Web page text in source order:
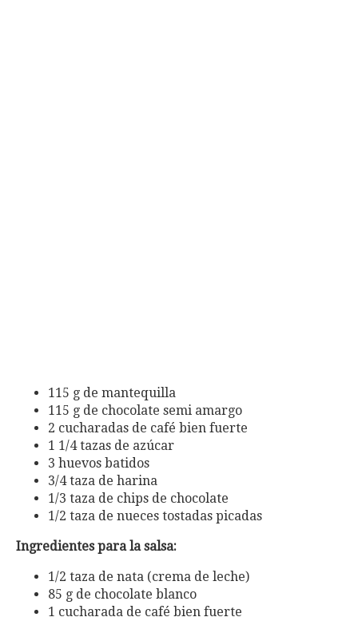
115 g de mantequilla
115 g de chocolate semi amargo
2 cucharadas de café bien fuerte
1 1/4 tazas de azúcar
3 huevos batidos
3/4 taza de harina
1/3 taza de chips de chocolate
1/2 taza de nueces tostadas picadas
Ingredientes para la salsa:
1/2 taza de nata (crema de leche)
85 g de chocolate blanco
1 cucharada de café bien fuerte